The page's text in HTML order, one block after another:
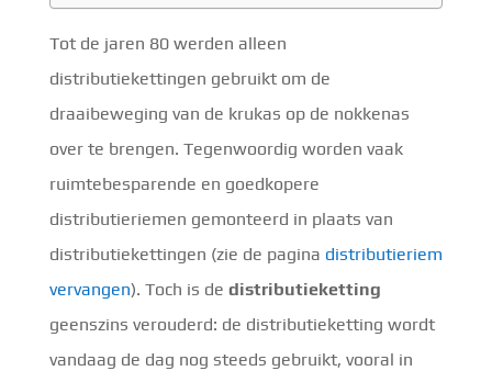
Tot de jaren 80 werden alleen
distributiekettingen gebruikt om de
draaibeweging van de krukas op de nokkenas
over te brengen. Tegenwoordig worden vaak
ruimtebesparende en goedkopere
distributieriemen gemonteerd in plaats van
distributiekettingen (zie de pagina distributieriem
vervangen). Toch is de distributieketting
geenszins verouderd: de distributieketting wordt
vandaag de dag nog steeds gebruikt, vooral in